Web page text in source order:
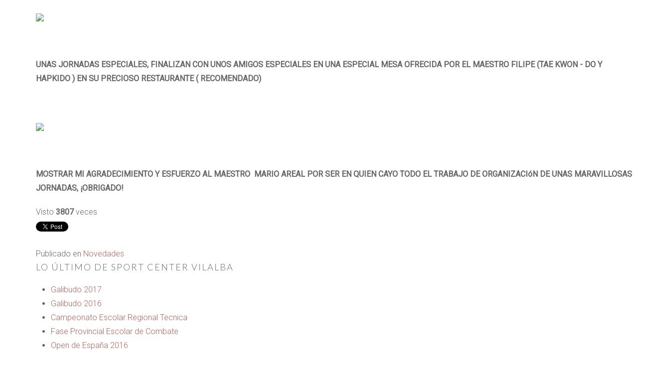
UNAS JORNADAS ESPECIALES, FINALIZAN CON UNOS AMIGOS ESPECIALES EN UNA ESPECIAL MESA OFRECIDA POR EL MAESTRO FILIPE (TAE KWON - DO Y
HAPKIDO ) EN SU PRECIOSO RESTAURANTE ( RECOMENDADO)
MOSTRAR MI AGRADECIMIENTO Y ESFUERZO AL MAESTRO MARIO AREAL POR SER EN QUIEN CAYO TODO EL TRABAJO DE ORGANIZACIóN DE UNAS MARAVILLOSAS
JORNADAS, ¡OBRIGADO!
Visto 3807veces
Publicado en Novedades
LO ÚLTIMO DE SPORT CENTER VILALBA
Galibudo 2017
Galibudo 2016
Campeonato Escolar Regional Tecnica
Fase Provincial Escolar de Combate
Open de España 2016